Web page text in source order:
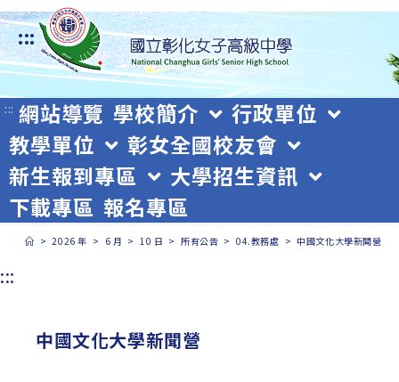
跳
轉
至
主
要
內
容
:::
::: 網站導覽 學校簡介
行政單位
教學單位
彰女全國校友會
新生報到專區
大學招生資訊
下載專區 報名專區
> 2026 年 > 6 月 > 10 日 > 所有公告 > 04.教務處 > 中國文化大學新聞營
:::
中國文化大學新聞營